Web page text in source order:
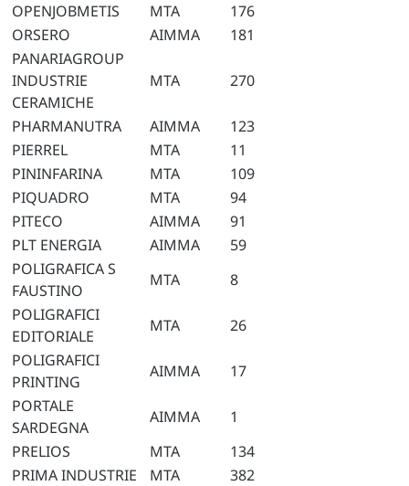
OPENJOBMETIS
MTA
176
ORSERO
AIMMA
181
PANARIAGROUP
INDUSTRIE
CERAMICHE
MTA 270
PHARMANUTRA AIMMA
123
PIERREL
MTA
11
PININFARINA
MTA
109
PIQUADRO
MTA
94
PITECO
AIMMA
91
PLT ENERGIA
AIMMA
59
POLIGRAFICA S
FAUSTINO
MTA
8
POLIGRAFICI
EDITORIALE
MTA
26
POLIGRAFICI
PRINTING
AIMMA
17
PORTALE
SARDEGNA
AIMMA
1
PRELIOS
MTA
134
PRIMA INDUSTRIE
MTA
382